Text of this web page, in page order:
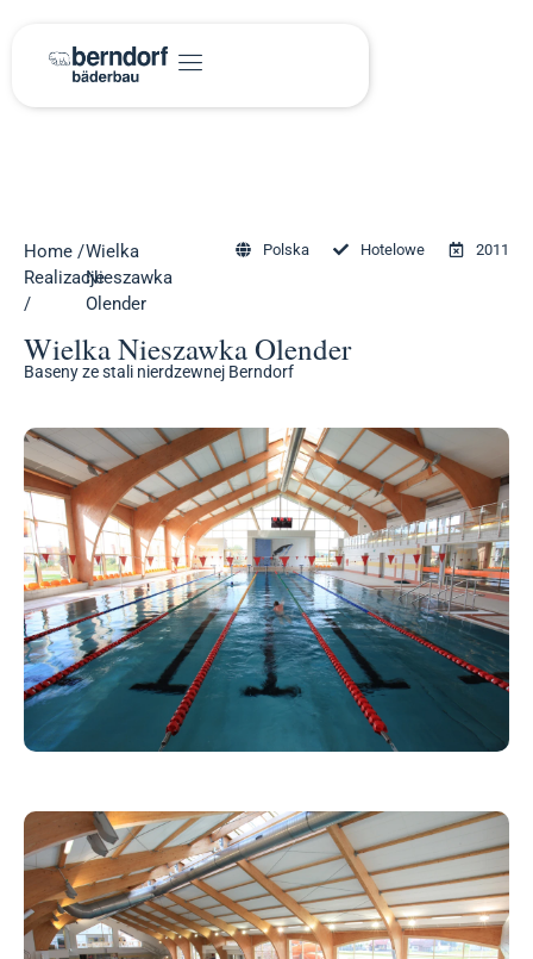
Home /
Realizacje
/
Wielka
Nieszawka
Olender
Polska Hotelowe 2011
Wielka Nieszawka Olender
Baseny ze stali nierdzewnej Berndorf